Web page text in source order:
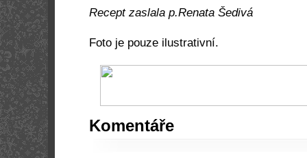
Recept zaslala p.Renata Šedivá
Foto je pouze ilustrativní.
Komentáře